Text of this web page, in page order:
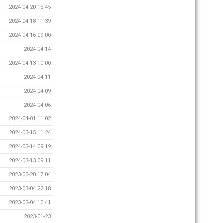
2024-04-20 13:45
2024-04-18 11:39
2024-04-16 09:00
2024-04-14
2024-04-13 10:00
2024-04-11
2024-04-09
2024-04-06
2024-04-01 11:02
2024-03-15 11:24
2024-03-14 09:19
2024-03-13 09:11
2023-03-20 17:04
2023-03-04 22:18
2023-03-04 10:41
2023-01-23